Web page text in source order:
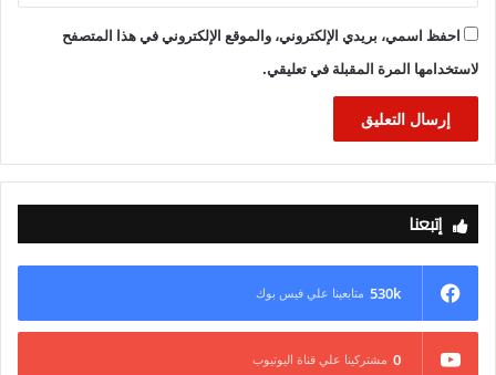
احفظ اسمي، بريدي الإلكتروني، والموقع الإلكتروني في هذا المتصفح
لاستخدامها المرة المقبلة في تعليقي.
إتبعنا
530k متابعينا علي فيس بوك
0 مشتركينا علي قناة اليوتيوب